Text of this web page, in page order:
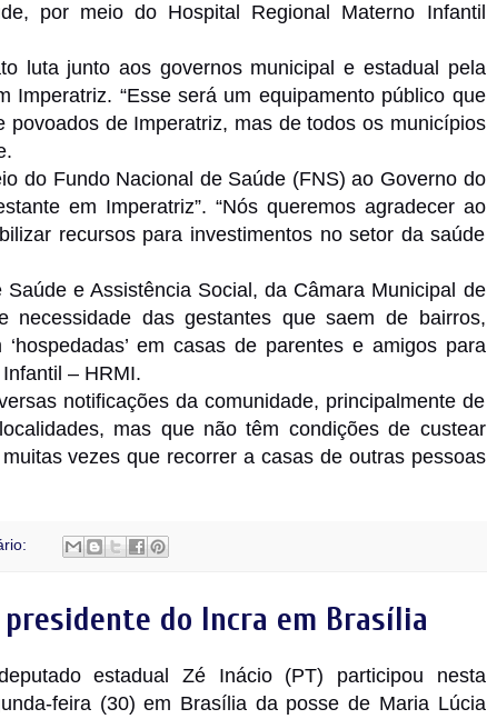
por meio do Hospital Regional Materno Infantil
luta junto aos governos municipal e estadual pela
Imperatriz. “Esse será um equipamento público que
de Imperatriz, mas de todos os municípios
do Fundo Nacional de Saúde (FNS) ao Governo do
em Imperatriz”. “Nós queremos agradecer ao
recursos para investimentos no setor da saúde
e Assistência Social, da Câmara Municipal de
das gestantes que saem de bairros,
em casas de parentes e amigos para
– HRMI.
notificações da comunidade, principalmente de
mas que não têm condições de custear
vezes que recorrer a casas de outras pessoas
do Incra em Brasília
estadual Zé Inácio (PT) participou nesta
feira (30) em Brasília da posse de Maria Lúcia